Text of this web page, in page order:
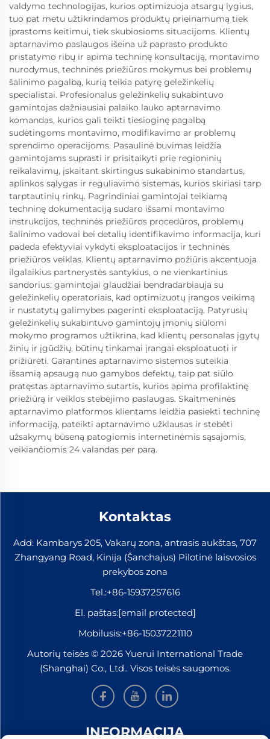
valdymo technologijas, kurios optimizuoja atsargų lygius,
tuo pat metu užtikrindamos produktų prieinamumą tiek
įprastoms keitimui, tiek skubiosioms situacijoms. Klientų
aptarnavimo paslaugos išeina už paprasto produkto
pristatymo ribų ir apima techninę konsultaciją, montavimo
nurodymus, techninės priežiūros mokymus bei problemų
šalinimo pagalbą, kurią teikia patyrę geležinkelių
specialistai. Profesionalus geležinkelių sukabintuvo
gamintojas dažniausiai palaiko lauko aptarnavimo
komandas, kurios gali teikti tiesioginę pagalbą
sudėtingoms montavimo, modifikavimo ar problemų
sprendimo operacijoms. Pasaulinė buvimas leidžia
gamintojams suprasti ir prisitaikyti prie regioninių
reikalavimų, įskaitant skirtingus sukabinimo standartus,
aplinkos sąlygas ir reguliavimo sistemas, kurios skiriasi tarp
tarptautinių rinkų. Pagrindiniai gamintojai teikiamą
techninę dokumentaciją sudaro išsami montavimo
instrukcijos, techninės priežiūros procedūros, problemų
šalinimo vadovai bei detalių identifikavimo informacija, kuri
padeda efektyviai vykdyti eksploatacijos ir techninės
priežiūros veiklas. Klientų aptarnavimo požiūris akcentuoja
ilgalaikius partnerystės santykius, o ne vienkartinius
sandorius: gamintojai glaudžiai bendradarbiauja su
geležinkelių operatoriais, kad optimizuotų įrangos veikimą
ir nustatytų galimybes pagerinti eksploataciją. Patyrusių
geležinkelių sukabintuvo gamintojų įmonių siūlomi
mokymo programos užtikrina, kad klientų personalas įgytų
žinių ir įgūdžių, būtinų tinkamai įrangai eksploatuoti ir
prižiūrėti. Garantinės aptarnavimo sistemos suteikia
išsamią apsaugą nuo gamybos defektų, taip pat siūlo
pratęstas aptarnavimo sutartis, kurios apima profilaktinę
priežiūrą ir veiklos stebėjimo paslaugas. Skaitmeninės
aptarnavimo platformos klientams leidžia pasiekti techninę
informaciją, pateikti aptarnavimo užklausas ir stebėti
užsakymų būseną patogiomis internetinėmis sąsajomis,
veikiančiomis 24 valandas per parą.
Kontaktas
Add: Kambarys 205, Vakarų zona, antrasis aukštas, 707
Zhangyang Road, Kinija (Šanchajus) Pilotinė laisvosios
prekybos zona
Tel.:+86-15937257616
El. paštas:[email protected]
Mobilusis:+86-15037221110
Autorių teisės © 2026 Yuerui International Trade
(Shanghai) Co., Ltd.. Visos teisės saugomos.
INFORMACIJA